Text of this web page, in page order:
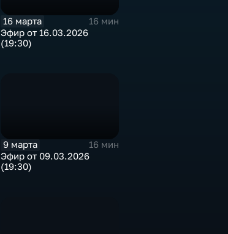
16 марта
16 мин
Эфир от 16.03.2026
(19:30)
9 марта
16 мин
Эфир от 09.03.2026
(19:30)